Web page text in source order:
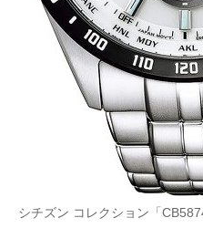
シチズン コレクション「